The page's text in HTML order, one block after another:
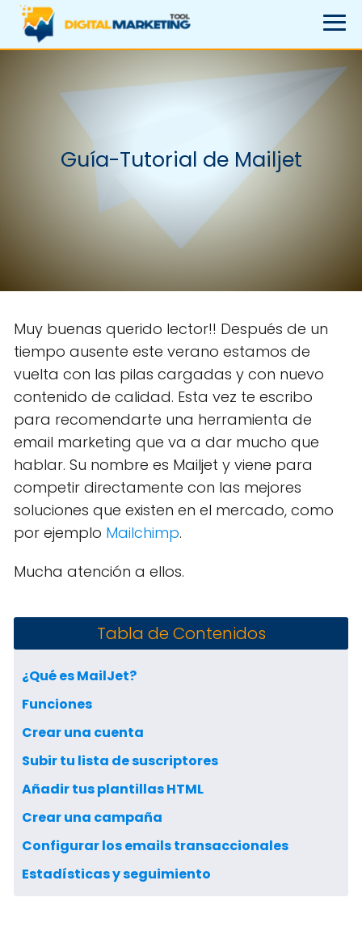
Guía-Tutorial de Mailjet
Muy buenas querido lector!! Después de un
tiempo ausente este verano estamos de
vuelta con las pilas cargadas y con nuevo
contenido de calidad. Esta vez te escribo
para recomendarte una herramienta de
email marketing que va a dar mucho que
hablar. Su nombre es Mailjet y viene para
competir directamente con las mejores
soluciones que existen en el mercado, como
por ejemplo Mailchimp.
Mucha atención a ellos.
Tabla de Contenidos
¿Qué es MailJet?
Funciones
Crear una cuenta
Subir tu lista de suscriptores
Añadir tus plantillas HTML
Crear una campaña
Configurar los emails transaccionales
Estadísticas y seguimiento